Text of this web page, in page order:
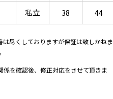
私立 38 44
尽くしておりますが保証は致しかねま
を確認後、修正対応をさせて頂きま